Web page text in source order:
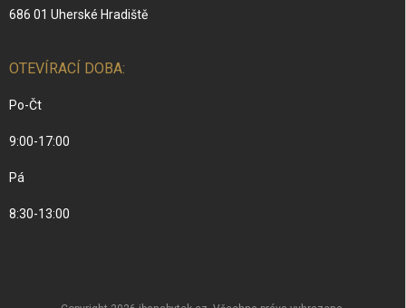
686 01 Uherské Hradiště
OTEVÍRACÍ DOBA:
Po-Čt
9:00-17:00
Pá
8:30-13:00